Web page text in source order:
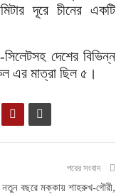
দূরে চীনের একটি
দেশের বিভিন্ন
এর মাত্রা ছিল ৫।
পরের সংবাদ
নতুন বছরে মক্কায় শাহরুখ-গৌরী,